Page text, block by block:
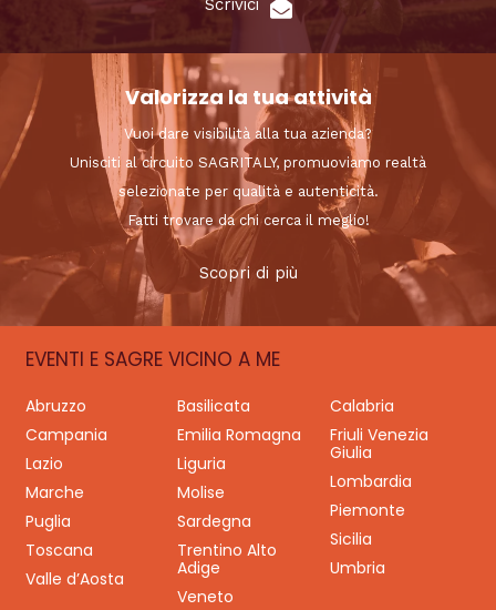
Scrivici
Valorizza la tua attività
Vuoi dare visibilità alla tua azienda?
Unisciti al circuito SAGRITALY, promuoviamo realtà
selezionate per qualità e autenticità.
Fatti trovare da chi cerca il meglio!
Scopri di più
EVENTI E SAGRE VICINO A ME
Abruzzo Basilicata
Calabria
Campania
Emilia Romagna
Friuli Venezia
Giulia
Lazio
Liguria
Lombardia
Marche
Molise
Piemonte
Puglia
Sardegna
Sicilia
Toscana
Trentino Alto
Adige
Umbria
Valle d’Aosta
Veneto